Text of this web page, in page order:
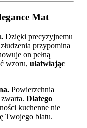
Mat
Dzięki precyzyjnemu
przypomina
on pełną
wzoru,ułatwiając
Powierzchnia
zwarta.Dlatego
kuchenne nie
Twojego blatu.